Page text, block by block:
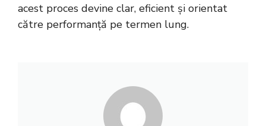
acest proces devine clar, eficient și orientat
către performanță pe termen lung.